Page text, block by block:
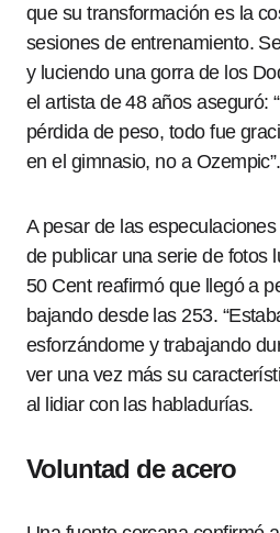
que su transformación es la
sesiones de entrenamiento.
y luciendo una gorra de los
el artista de 48 años aseguró:
pérdida de peso, todo fue
en el gimnasio, no a Ozempic”.
A pesar de las
de publicar una serie de fotos
50 Cent reafirmó que llegó a
bajando desde las 253.
esforzándome y trabajando
ver una vez más su
al lidiar con las habladurías.
Voluntad de acero